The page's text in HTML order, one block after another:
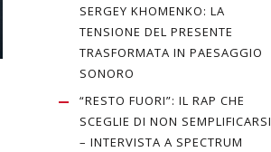
SERGEY KHOMENKO: LA
TENSIONE DEL PRESENTE
TRASFORMATA IN PAESAGGIO
SONORO
“RESTO FUORI”: IL RAP CHE
SCEGLIE DI NON SEMPLIFICARSI
– INTERVISTA A SPECTRUM